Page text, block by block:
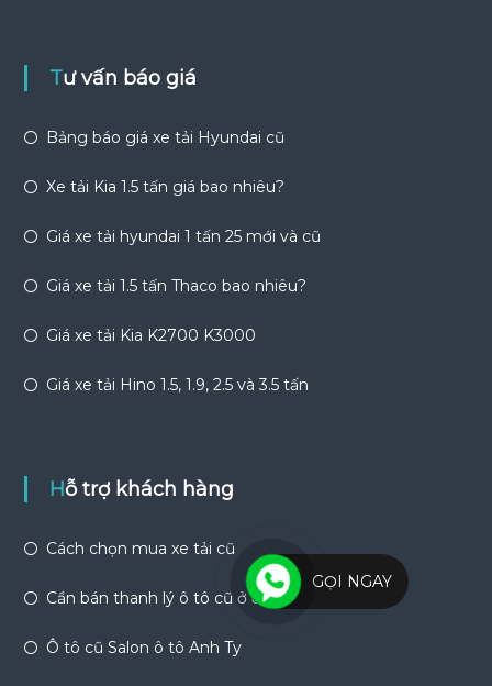
Tư vấn báo giá
Bảng báo giá xe tải Hyundai cũ
Xe tải Kia 1.5 tấn giá bao nhiêu?
Giá xe tải hyundai 1 tấn 25 mới và cũ
Giá xe tải 1.5 tấn Thaco bao nhiêu?
Giá xe tải Kia K2700 K3000
Giá xe tải Hino 1.5, 1.9, 2.5 và 3.5 tấn
Hỗ trợ khách hàng
Cách chọn mua xe tải cũ
Cần bán thanh lý ô tô cũ ở đâu?
Ô tô cũ Salon ô tô Anh Ty
GỌI NGAY